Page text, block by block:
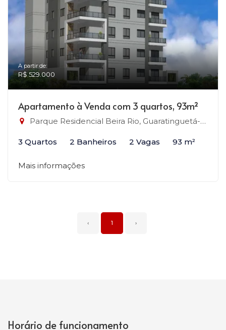
A partir de:
R$ 529.000
Apartamento à Venda com 3 quartos, 93m²
Parque Residencial Beira Rio, Guaratinguetá-SP
3 Quartos 2 Banheiros 2 Vagas 93 m²
Mais informações
‹ 1 ›
Horário de funcionamento